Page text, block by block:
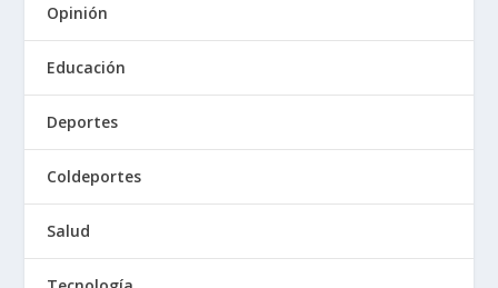
Opinión
Educación
Deportes
Coldeportes
Salud